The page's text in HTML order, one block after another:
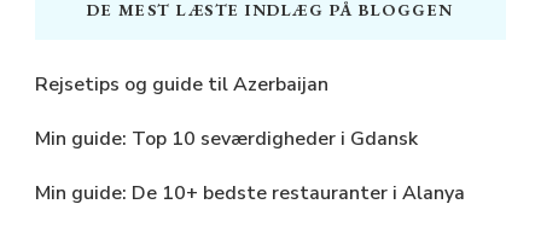
DE MEST LÆSTE INDLÆG PÅ BLOGGEN
Rejsetips og guide til Azerbaijan
Min guide: Top 10 seværdigheder i Gdansk
Min guide: De 10+ bedste restauranter i Alanya